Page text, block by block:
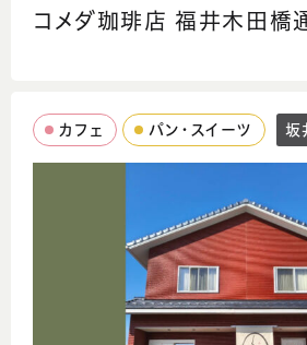
コメダ珈琲店 福井木田橋
カフェ パン・スイーツ 坂